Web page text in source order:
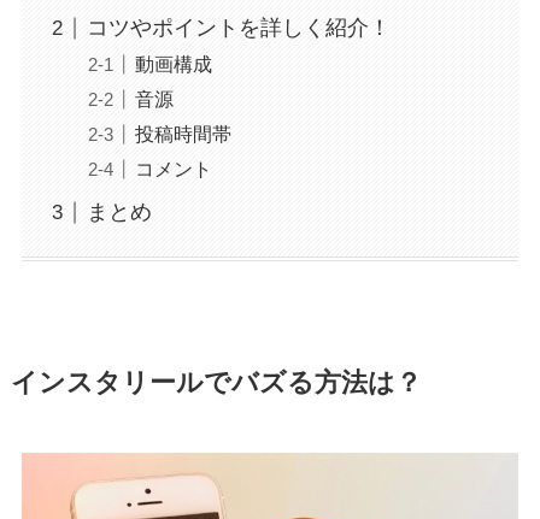
コツやポイントを詳しく紹介！
動画構成
音源
投稿時間帯
コメント
まとめ
インスタリールでバズる方法は？